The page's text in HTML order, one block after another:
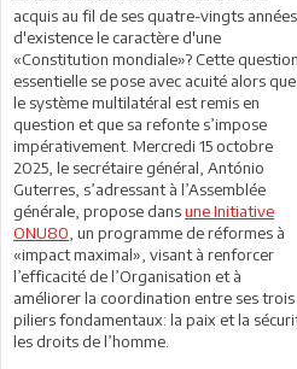
acquis au fil de ses quatre-vingts années
d'existence le caractère d'une
«Constitution mondiale»? Cette question
essentielle se pose avec acuité alors que
le système multilatéral est remis en
question et que sa refonte s’impose
impérativement. Mercredi 15 octobre
2025, le secrétaire général, António
Guterres, s’adressant à l’Assemblée
générale, propose dansune Initiative
ONU80 , un programme de réformes à
«impact maximal», visant à renforcer
l’efficacité de l’Organisation et à
améliorer la coordination entre ses trois
piliers fondamentaux: la paix et la
les droits de l’homme.